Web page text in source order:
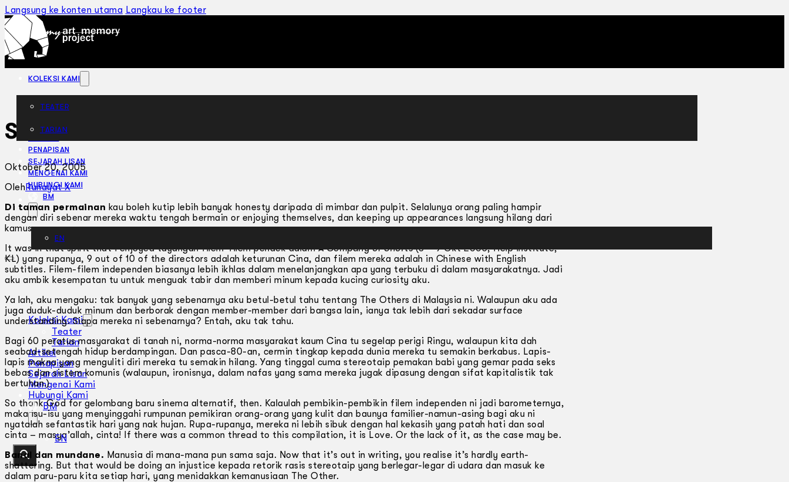
Langsung ke konten utama Langkau ke footer
KOLEKSI KAMI
TEATER
TARIAN
PENAPISAN
SEJARAH LISAN
MENGENAI KAMI
HUBUNGI KAMI
BM
EN
Koleksi Kami
Teater
Tarian
Artikel
Penapisan
Sejarah Lisan
Mengenai Kami
Hubungi Kami
BM
EN
Seluar Pendek Cina
Oktober 20, 2005
Oleh Ruhayat X
Di taman permainan kau boleh kutip lebih banyak honesty daripada di mimbar dan pulpit. Selalunya orang paling hampir
dengan diri sebenar mereka waktu tengah bermain or enjoying themselves, dan keeping up appearances langsung hilang dari
kamus.
It was in that spirit that I enjoyed tayangan filem-filem pendek dalamA Company of Shorts(8 – 9 Okt 2005, Help Institute,
KL) yang rupanya, 9 out of 10 of the directors adalah keturunan Cina, dan filem mereka adalah in Chinese with English
subtitles. Filem-filem independen biasanya lebih ikhlas dalam menelanjangkan apa yang terbuku di dalam masyarakatnya. Jadi
aku ambik kesempatan tu untuk menguak tabir dan memberi minum kepada kucing curiosity aku.
Ya lah, aku mengaku: tak banyak yang sebenarnya aku betul-betul tahu tentang The Others di Malaysia ni. Walaupun aku ada
juga duduk-duduk minum dan berborak dengan member-member dari bangsa lain, ianya tak lebih dari sekadar surface
understanding. Siapa mereka ni sebenarnya? Entah, aku tak tahu.
Bagi 60 peratus masyarakat di tanah ni, norma-norma masyarakat kaum Cina tu segelap perigi Ringu, walaupun kita dah
seabad-setengah hidup berdampingan. Dan pasca-80-an, cermin tingkap kepada dunia mereka tu semakin berkabus. Lapis-
lapis makna yang menguliti diri mereka tu semakin hilang. Yang tinggal cuma stereotaip pemakan babi yang gemar pada seks
bebas dan sistem komunis (walaupun, ironisnya, dalam nafas yang sama mereka jugak dipasung dengan sifat kapitalistik tak
bertuhan.)
So thank God for gelombang baru sinema alternatif, then. Kalaulah pembikin-pembikin filem independen ni jadi barometernya,
maka isu-isu yang menyinggahi rumpunan pemikiran orang-orang yang kulit dan baunya familier-­namun-asing bagi aku ni
nyatalah sefantastik hari yang nak hujan. Rupa-rupanya, mereka ni lebih sibuk dengan hal kekasih yang patah hati dan soal
cinta – masya’allah, cinta! If there was a common thread to this compilation, it is Love. Or the lack of it, as the case may be.
Banal dan mundane. Manusia di mana-mana pun sama saja. Now that it’s out in writing, you realise it’s hardly earth-
shattering. But that would be doing an injustice kepada retorik rasis stereotaip yang berlegar-legar di udara dan masuk ke
dalam paru-paru kita setiap hari, yang menidakkan kemanusiaan The Other.